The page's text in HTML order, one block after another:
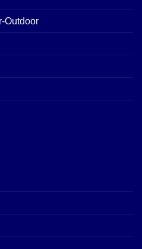
Outdoor